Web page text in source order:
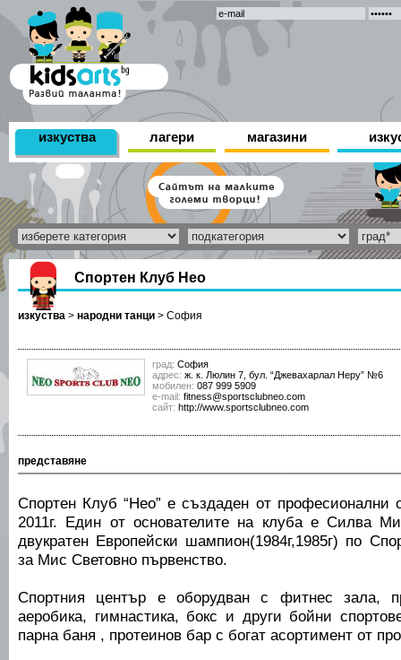
изкуства лагери магазини
Спортен Клуб Нео
изкуства > народни танци > София
град: София
адрес: ж. к. Люлин 7, бул. “Джевахарлал Неру” №6
мобилен: 087 999 5909
е-mail: fitness@sportsclubneo.com
сайт: http://www.sportsclubneo.com
представяне
Спортен Клуб “Нео” е създаден от професионални
2011г. Един от основателите на клуба е Силва
двукратен Европейски шампион(1984г,1985г) по
за Мис Световно първенство.
Спортния център е оборудван с фитнес зала,
аеробика, гимнастика, бокс и други бойни
парна баня , протеинов бар с богат асортимент от